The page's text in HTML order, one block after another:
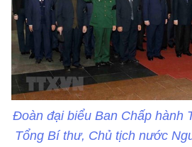
Đoàn đại biểu Ban Chấp hành
Tổng Bí thư, Chủ tịch nước